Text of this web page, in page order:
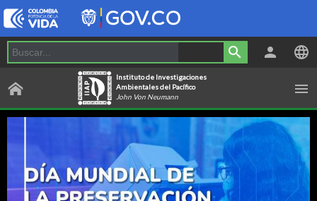
Instituto de Investigaciones
Ambientales del Pacífico
John Von Neumann